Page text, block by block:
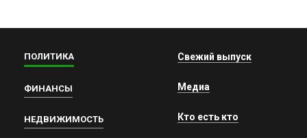
ПОЛИТИКА
ФИНАНСЫ
НЕДВИЖИМОСТЬ
Свежий выпуск
Медиа
Кто есть кто